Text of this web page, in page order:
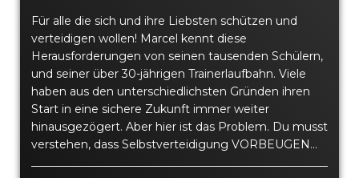
Für alle die sich und ihre Liebsten schützen und
verteidigen wollen! Marcel kennt diese
Herausforderungen von seinen tausenden Schülern,
und seiner über 30-jährigen Trainerlaufbahn. Viele
haben aus den unterschiedlichsten Gründen ihren
Start in eine sichere Zukunft immer weiter
hinausgezögert. Aber hier ist das Problem. Du musst
verstehen, dass Selbstverteidigung VORBEUGEN...